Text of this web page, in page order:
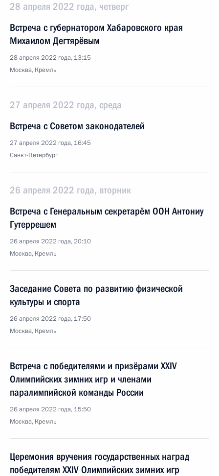
28 апреля 2022 года, четверг
Встреча с губернатором Хабаровского края
Михаилом Дегтярёвым
28 апреля 2022 года, 13:15
Москва, Кремль
27 апреля 2022 года, среда
Встреча с Советом законодателей
27 апреля 2022 года, 16:45
Санкт-Петербург
26 апреля 2022 года, вторник
Встреча с Генеральным секретарём ООН Антониу
Гутеррешем
26 апреля 2022 года, 20:10
Москва, Кремль
Заседание Совета по развитию физической
культуры и спорта
26 апреля 2022 года, 17:50
Москва, Кремль
Встреча с победителями и призёрами XXIV
Олимпийских зимних игр и членами
паралимпийской команды России
26 апреля 2022 года, 15:50
Москва, Кремль
Церемония вручения государственных наград
победителям XXIV Олимпийских зимних игр